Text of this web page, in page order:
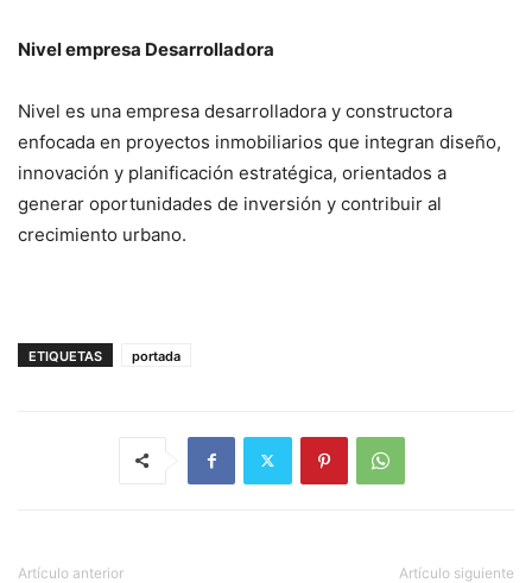
Nivel empresa Desarrolladora
Nivel es una empresa desarrolladora y constructora
enfocada en proyectos inmobiliarios que integran diseño,
innovación y planificación estratégica, orientados a
generar oportunidades de inversión y contribuir al
crecimiento urbano.
ETIQUETAS portada
Artículo anterior Artículo siguiente